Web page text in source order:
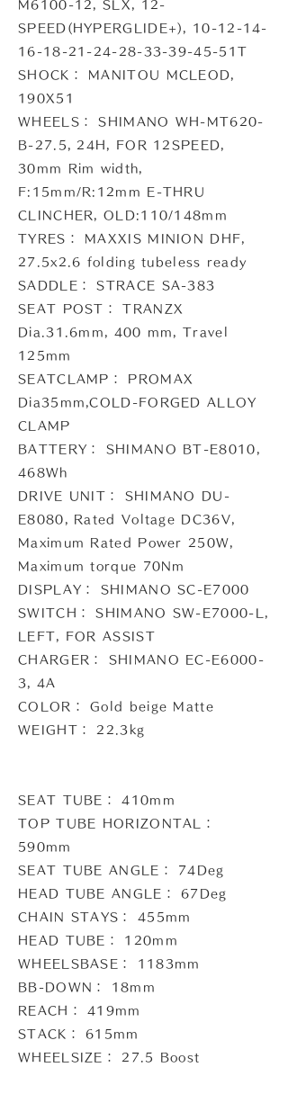
M6100-12, SLX, 12-
SPEED(HYPERGLIDE+), 10-12-14-
16-18-21-24-28-33-39-45-51T
SHOCK： MANITOU MCLEOD,
190X51
WHEELS： SHIMANO WH-MT620-
B-27.5, 24H, FOR 12SPEED,
30mm Rim width,
F:15mm/R:12mm E-THRU
CLINCHER, OLD:110/148mm
TYRES： MAXXIS MINION DHF,
27.5x2.6 folding tubeless ready
SADDLE： STRACE SA-383
SEAT POST： TRANZX
Dia.31.6mm, 400 mm, Travel
125mm
SEATCLAMP： PROMAX
Dia35mm,COLD-FORGED ALLOY
CLAMP
BATTERY： SHIMANO BT-E8010,
468Wh
DRIVE UNIT： SHIMANO DU-
E8080, Rated Voltage DC36V,
Maximum Rated Power 250W,
Maximum torque 70Nm
DISPLAY： SHIMANO SC-E7000
SWITCH： SHIMANO SW-E7000-L,
LEFT, FOR ASSIST
CHARGER： SHIMANO EC-E6000-
3, 4A
COLOR： Gold beige Matte
WEIGHT： 22.3kg
SEAT TUBE： 410mm
TOP TUBE HORIZONTAL：
590mm
SEAT TUBE ANGLE： 74Deg
HEAD TUBE ANGLE： 67Deg
CHAIN STAYS： 455mm
HEAD TUBE： 120mm
WHEELSBASE： 1183mm
BB-DOWN： 18mm
REACH： 419mm
STACK： 615mm
WHEELSIZE： 27.5 Boost